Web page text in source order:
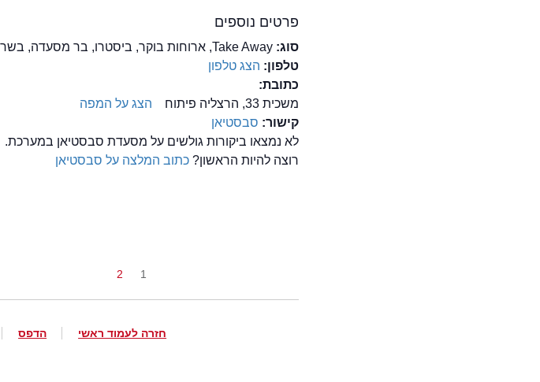
פרטים נוספים
סוג:Take Away, ארוחות בוקר, ביסטרו, בר מסעדה, בשרים, דגים, מסעדות רומנטיות, פירות ים
טלפון: הצג טלפון
כתובת:
משכית 33, הרצליה פיתוח
הצג על המפה
קישור: סבסטיאן
לא נמצאו ביקורות גולשים על מסעדת סבסטיאן במערכת.
רוצה להיות הראשון?כתוב המלצה על סבסטיאן
1
2
חזרה לעמוד ראשי הדפס